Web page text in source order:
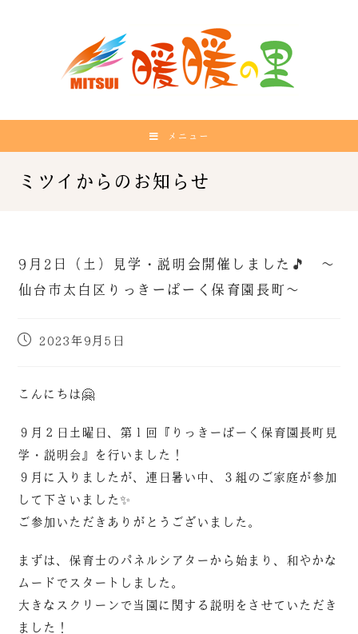
メニュー
9月2日（土）見学・説明会開催しました🎵 ～
仙台市太白区りっきーぱーく保育園長町～
2023年9月5日
こんにちは🤗
９月２日土曜日、第１回『りっきーぱーく保育園長町見
学・説明会』を行いました！
９月に入りましたが、連日暑い中、３組のご家庭が参加
して下さいました✨
ご参加いただきありがとうございました。
まずは、保育士のパネルシアターから始まり、和やかな
ムードでスタートしました。
大きなスクリーンで当園に関する説明をさせていただき
ました！